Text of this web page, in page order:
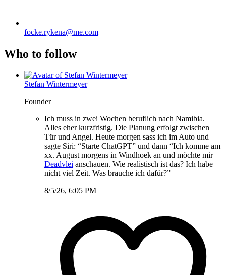
focke.rykena@me.com
Who to follow
Stefan Wintermeyer
Founder
Ich muss in zwei Wochen beruflich nach Namibia.
Alles eher kurzfristig. Die Planung erfolgt zwischen
Tür und Angel. Heute morgen sass ich im Auto und
sagte Siri: “Starte ChatGPT” und dann “Ich komme am
xx. August morgens in Windhoek an und möchte mir
Deadvlei anschauen. Wie realistisch ist das? Ich habe
nicht viel Zeit. Was brauche ich dafür?”
8/5/26, 6:05 PM